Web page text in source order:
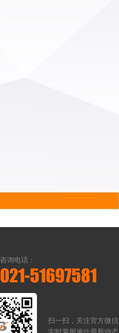
咨询电话：
021-51697581
扫一扫，关注官方微信